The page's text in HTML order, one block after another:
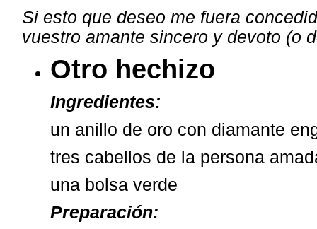
Si esto que deseo me fuera
vuestro amante sincero y devoto (o
Otro hechizo
Ingredientes:
un anillo de oro con diamante
tres cabellos de la persona
una bolsa verde
Preparación: